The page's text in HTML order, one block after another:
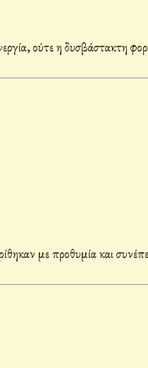
ούτε η δυσβάστακτη
με προθυμία και